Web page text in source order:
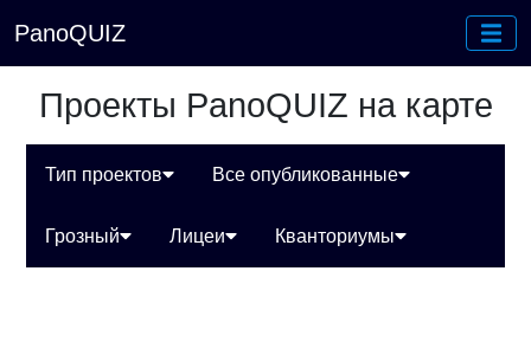
PanoQUIZ
Проекты PanoQUIZ на карте
Тип проектов Все опубликованные
Грозный Лицеи Кванториумы